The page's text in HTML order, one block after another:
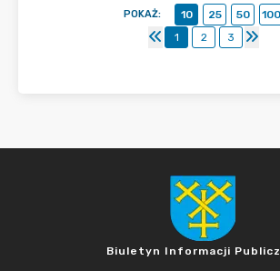
POKAŻ: 10 25 50
100
1
2 3
Biuletyn Informacji